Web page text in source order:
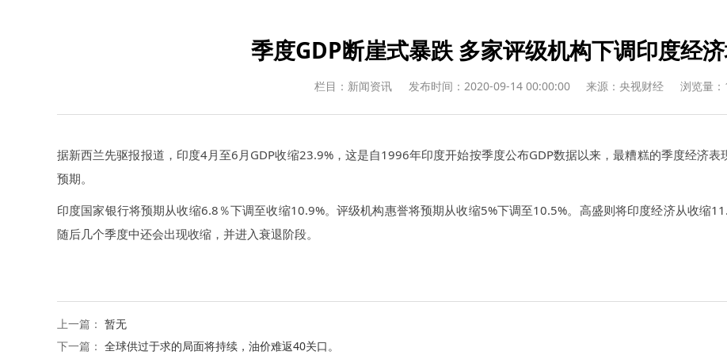
季度GDP断崖式暴跌 多家评级机构下调印度经
栏目：新闻资讯 发布时间：2020-09-14 00:00:00 来源：央视财经 浏览量
据新西兰先驱报报道，印度4月至6月GDP收缩23.9%，这是自1996年印度开始按季度公布GDP数据以来，最糟糕的季度经济
预期。
印度国家银行将预期从收缩6.8％下调至收缩10.9%。评级机构惠誉将预期从收缩5%下调至10.5%。高盛则将印度经济从收缩
随后几个季度中还会出现收缩，并进入衰退阶段。
上一篇： 暂无
下一篇： 全球供过于求的局面将持续，油价难返40关口。